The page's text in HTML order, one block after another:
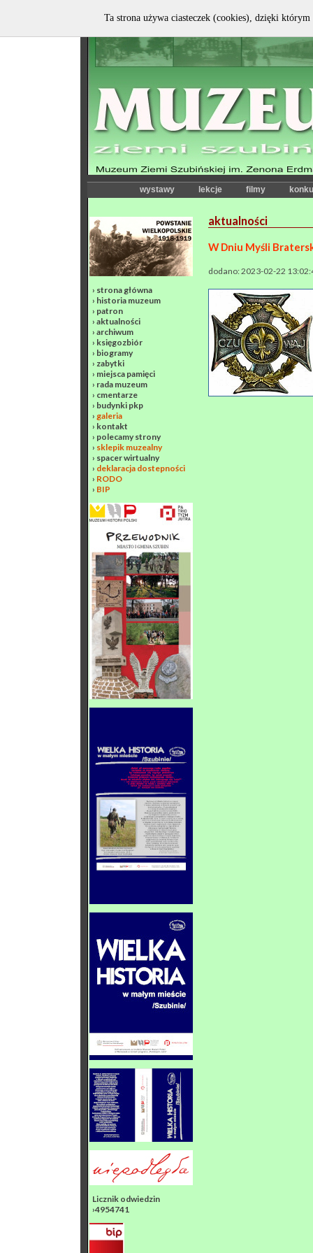
wystawy lekcje filmy
› strona główna
› historia muzeum
› patron
› aktualności
› archiwum
› księgozbiór
› biogramy
› zabytki
› miejsca pamięci
› rada muzeum
› cmentarze
› budynki pkp
› galeria
› kontakt
› polecamy strony
› sklepik muzealny
› spacer wirtualny
› deklaracja dostepności
› RODO
› BIP
Licznik odwiedzin
›4954741
aktualności
W Dniu Myśli
dodano: 2023-02-22
Ta strona używa ciasteczek (cookies), dzięki